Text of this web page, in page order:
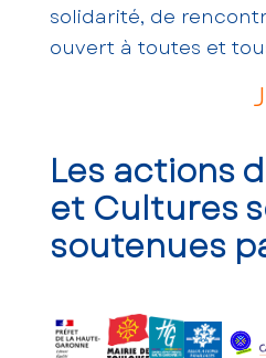
solidarité, de
ouvert à toutes et
Les actions
et Cultures
soutenues